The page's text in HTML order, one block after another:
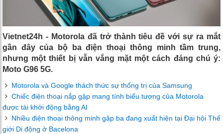
Vietnet24h - Motorola đã trở thành tiêu đề với sự ra mắt
gần đây của bộ ba điện thoại thông minh tầm trung,
nhưng một thiết bị vẫn vắng mặt một cách đáng chú ý:
Moto G96 5G.
Motorola và Google thách thức sự thống trị của Samsung
Chiếc điện thoại nắp gập mang tính biểu tượng của Motorola
được tài khởi động bằng AI
Nhiều điện thoại thông minh gập ba đang xuất hiện tại Đại hội Thế
giới Di động ở Bacelona